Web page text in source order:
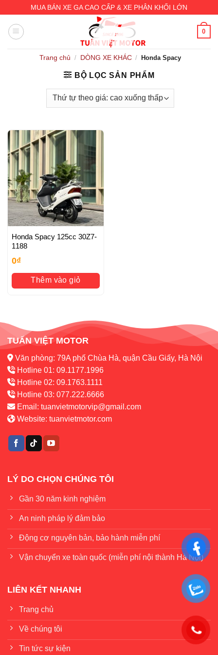
content
MUA BÁN XE GA CAO CẤP & XE PHÂN KHỐI LỚN
0
Trang chủ / DÒNG XE KHÁC / Honda Spacy
BỘ LỌC SẢN PHẨM
Honda Spacy 125cc 30Z7-
1188
0₫
Thêm vào giỏ
TUẤN VIỆT MOTOR
Văn phòng: 79A phố Chùa Hà, quận Cầu Giấy, Hà Nội
Hotline 01: 09.1177.1996
Hotline 02: 09.1763.1111
Hotline 03: 077.222.6666
Email: tuanvietmotorvip@gmail.com
Website: tuanvietmotor.com
LÝ DO CHỌN CHÚNG TÔI
Gần 30 năm kinh nghiệm
An ninh pháp lý đảm bảo
Động cơ nguyên bản, bảo hành miễn phí
Vận chuyển xe toàn quốc (miễn phí nội thành Hà Nội)
LIÊN KẾT NHANH
Trang chủ
Về chúng tôi
Tin tức sự kiện